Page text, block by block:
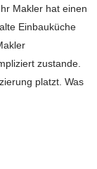
Makler hat einen
Einbauküche
zustande.
platzt. Was